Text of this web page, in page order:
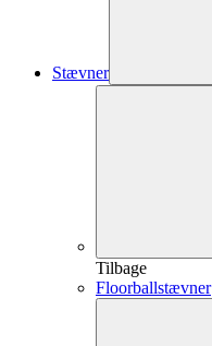
Stævner
Tilbage
Floorballstævner